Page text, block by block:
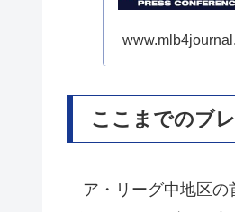
ここまでのブ
ア・リーグ中地区の